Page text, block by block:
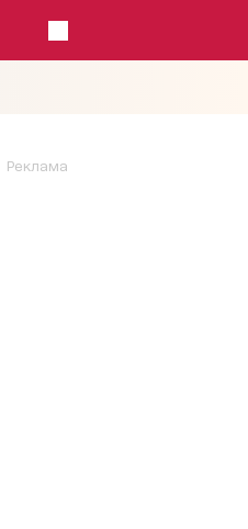
Реклама